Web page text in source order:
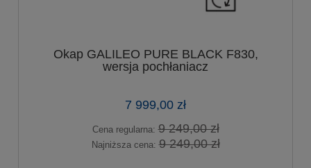
Okap GALILEO PURE BLACK F830,
wersja pochłaniacz
7 999,00 zł
Cena regularna:9 249,00 zł
Najniższa cena:9 249,00 zł